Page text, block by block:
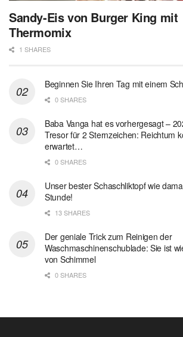
Sandy-Eis von Burger King mit
Thermomix
1 SHARES
Beginnen Sie Ihren Tag mit einem
0 SHARES
Baba Vanga hat es vorhergesagt –
Tresor für 2 Sternzeichen: Reichtum
erwartet…
0 SHARES
Unser bester Schaschliktopf wie
Stunde!
13 SHARES
Der geniale Trick zum Reinigen der
Waschmaschinenschublade: Sie ist
von Schimmel
0 SHARES